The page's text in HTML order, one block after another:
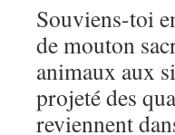
Souviens-toi
de mouton
animaux aux
projeté des
reviennent